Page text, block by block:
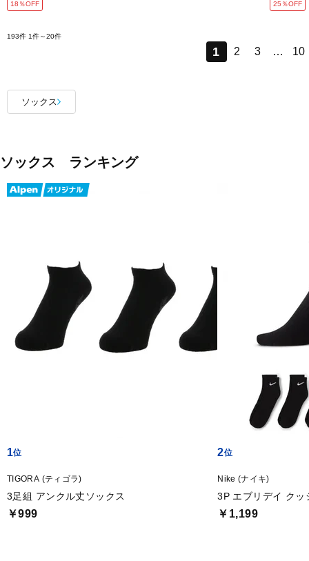
18％OFF 25％OFF
193件 1件～20件
1 2 3 … 10
ソックス
ソックス ランキング
1
TIGORA (ティゴラ)
3足組 アンクル丈ソックス
￥999
2
Nike (ナイキ)
3P エブリデイ クッ
￥1,199